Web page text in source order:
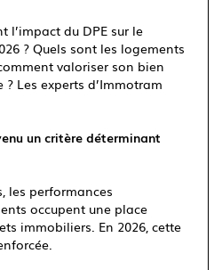
l’impact du DPE sur le
? Quels sont les logements
valoriser son bien
Les experts d’Immotram
un critère déterminant
les performances
occupent une place
immobiliers. En 2026, cette